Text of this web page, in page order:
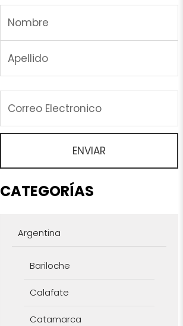
CATEGORÍAS
Argentina
Bariloche
Calafate
Catamarca